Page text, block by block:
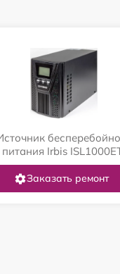
питания Irbis
Заказать ремонт